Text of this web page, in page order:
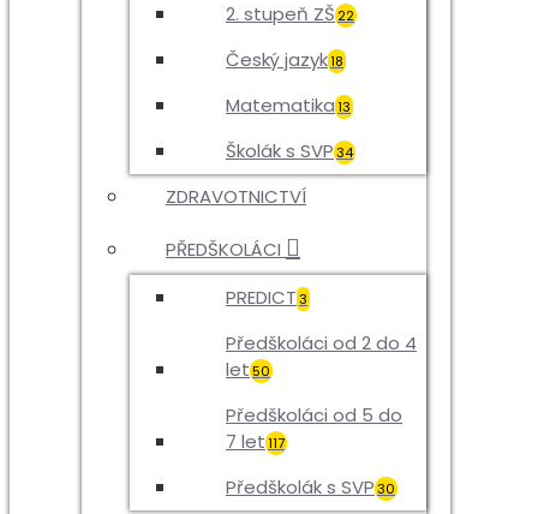
2. stupeň ZŠ 22
Český jazyk18
Matematika13
Školák s SVP34
ZDRAVOTNICTVÍ
PŘEDŠKOLÁCI
PREDICT3
Předškoláci od 2 do 4
let50
Předškoláci od 5 do
7 let117
Předškolák s SVP30